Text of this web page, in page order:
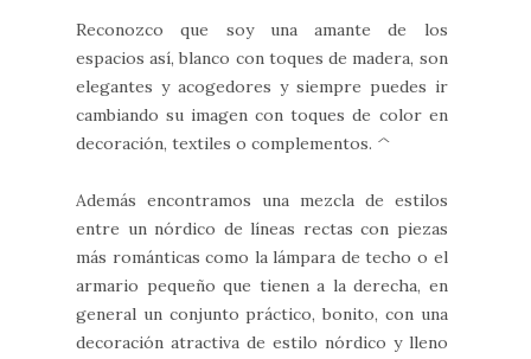
Reconozco que soy una amante de los
espacios así, blanco con toques de madera, son
elegantes y acogedores y siempre puedes ir
cambiando su imagen con toques de color en
decoración, textiles o complementos. ^
Además encontramos una mezcla de estilos
entre un nórdico de líneas rectas con piezas
más románticas como la lámpara de techo o el
armario pequeño que tienen a la derecha, en
general un conjunto práctico, bonito, con una
decoración atractiva de estilo nórdico y lleno